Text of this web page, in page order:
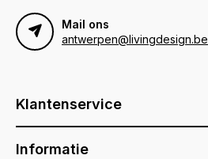
Mail ons
antwerpen@livingdesign.be
Klantenservice
Informatie